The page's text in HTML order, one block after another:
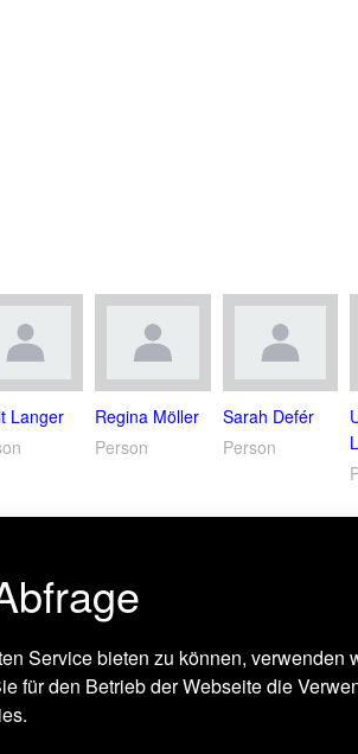
Service bieten zu können, verwenden
für den Betrieb der Webseite die
Langer
Regina Möller
Person
Sarah Defér
Person